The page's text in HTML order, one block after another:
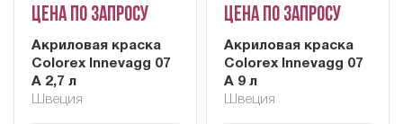
Цена по запросу
Акриловая краска
Colorex Innevagg 07
A 2,7 л
Швеция
Цена по запросу
Акриловая краска
Colorex Innevagg 07
A 9 л
Швеция